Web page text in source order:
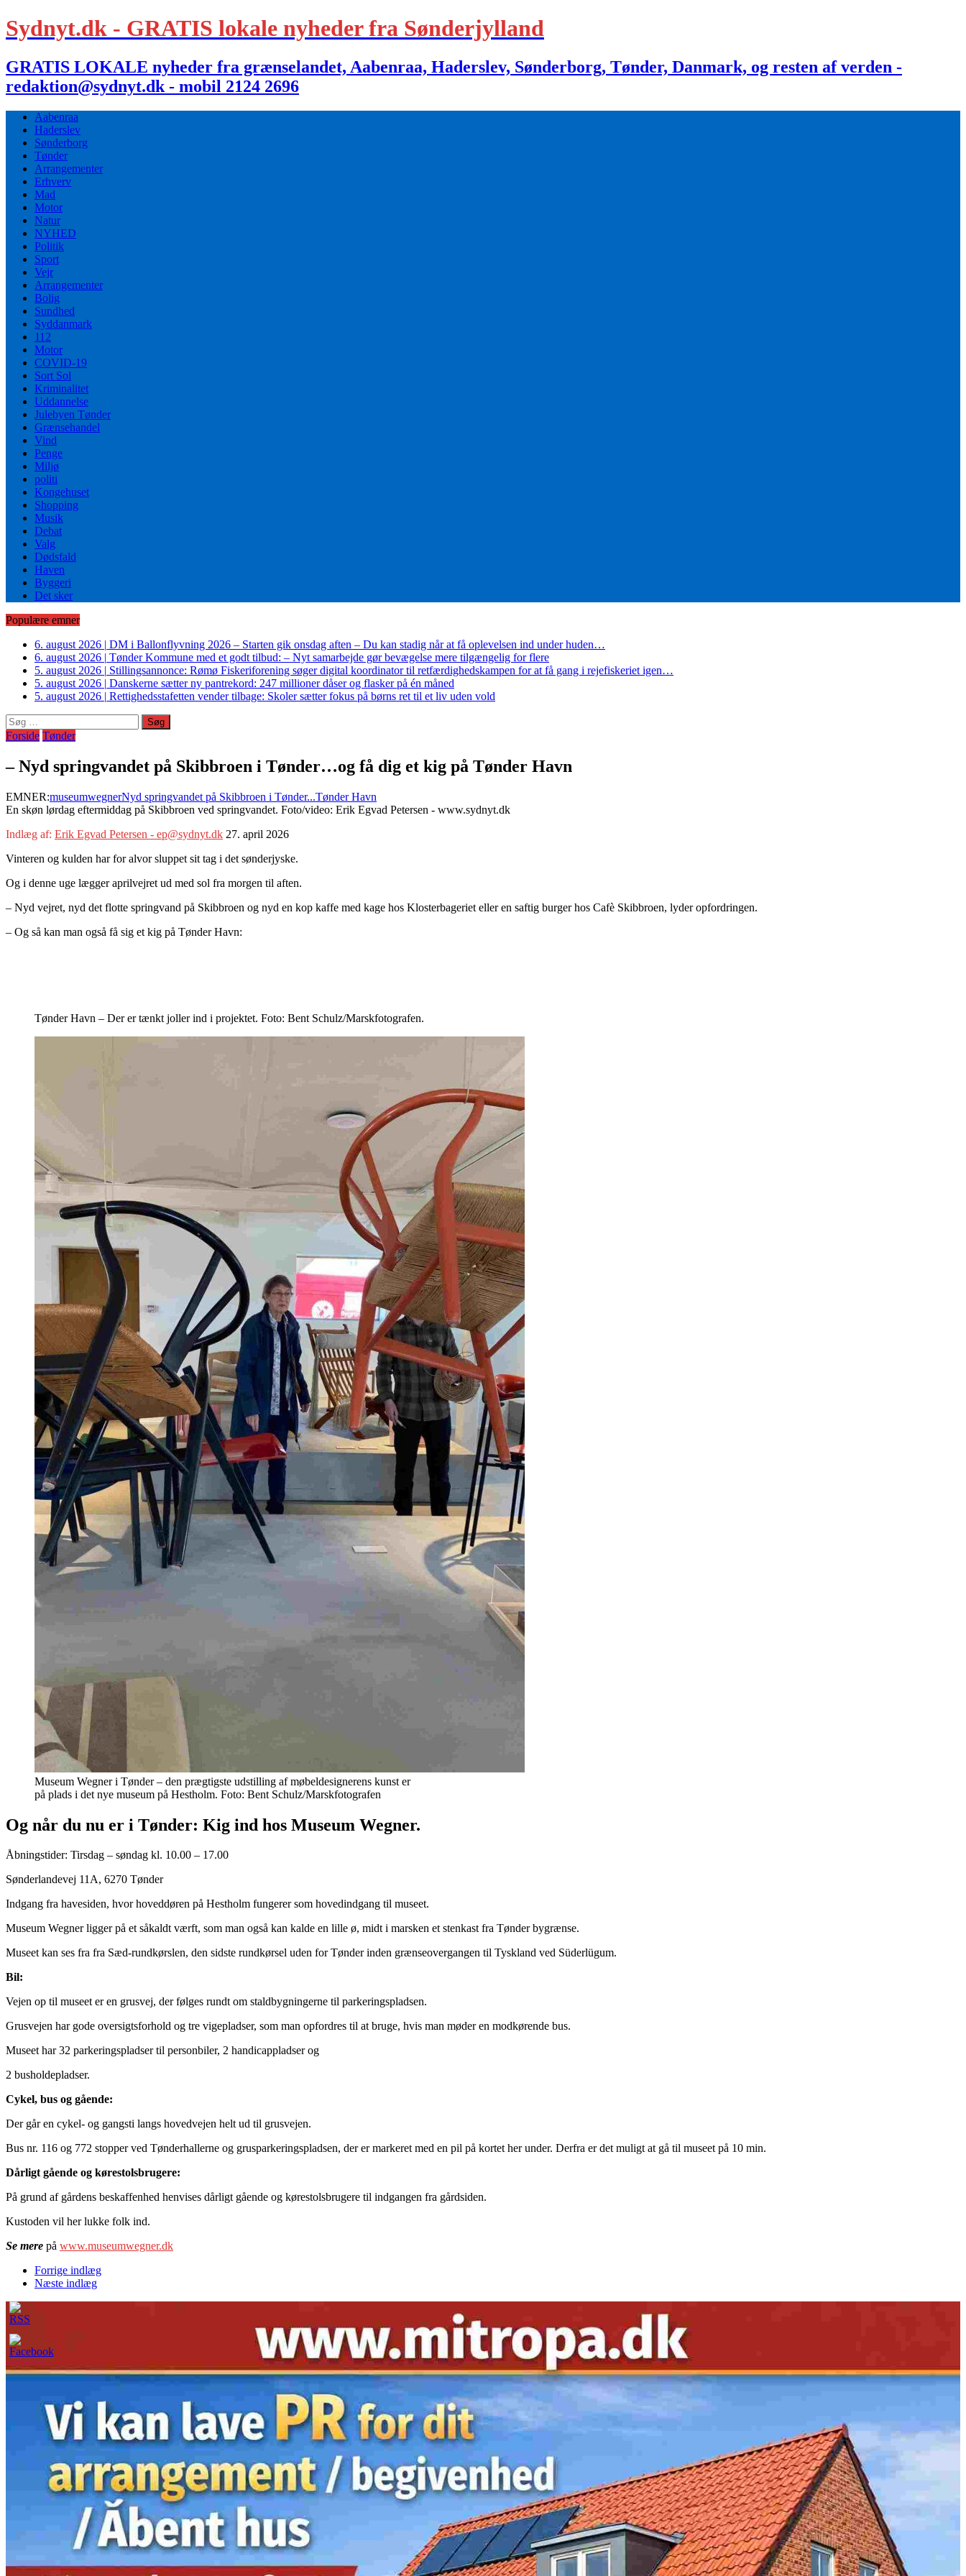
Sydnyt.dk - GRATIS lokale nyheder fra Sønderjylland
GRATIS LOKALE nyheder fra grænselandet, Aabenraa, Haderslev, Sønderborg, Tønder, Danmark, og resten af verden -
redaktion@sydnyt.dk - mobil 2124 2696
Aabenraa
Haderslev
Sønderborg
Tønder
Arrangementer
Erhverv
Mad
Motor
Natur
NYHED
Politik
Sport
Vejr
Arrangementer
Bolig
Sundhed
Syddanmark
112
Motor
COVID-19
Sort Sol
Kriminalitet
Uddannelse
Julebyen Tønder
Grænsehandel
Vind
Penge
Miljø
politi
Kongehuset
Shopping
Musik
Debat
Valg
Dødsfald
Haven
Byggeri
Det sker
Populære emner
6. august 2026 | DM i Ballonflyvning 2026 – Starten gik onsdag aften – Du kan stadig når at få oplevelsen ind under huden…
6. august 2026 | Tønder Kommune med et godt tilbud: – Nyt samarbejde gør bevægelse mere tilgængelig for flere
5. august 2026 | Stillingsannonce: Rømø Fiskeriforening søger digital koordinator til retfærdighedskampen for at få gang i rejefiskeriet igen…
5. august 2026 | Danskerne sætter ny pantrekord: 247 millioner dåser og flasker på én måned
5. august 2026 | Rettighedsstafetten vender tilbage: Skoler sætter fokus på børns ret til et liv uden vold
Søg
efter:
Forside Tønder
– Nyd springvandet på Skibbroen i Tønder…og få dig et kig på Tønder Havn
EMNER:museumwegnerNyd springvandet på Skibbroen i Tønder...Tønder Havn
En skøn lørdag eftermiddag på Skibbroen ved springvandet. Foto/video: Erik Egvad Petersen - www.sydnyt.dk
Indlæg af: Erik Egvad Petersen - ep@sydnyt.dk 27. april 2026
Vinteren og kulden har for alvor sluppet sit tag i det sønderjyske.
Og i denne uge lægger aprilvejret ud med sol fra morgen til aften.
– Nyd vejret, nyd det flotte springvand på Skibbroen og nyd en kop kaffe med kage hos Klosterbageriet eller en saftig burger hos Cafè Skibbroen, lyder opfordringen.
– Og så kan man også få sig et kig på Tønder Havn:
Tønder Havn – Der er tænkt joller ind i projektet. Foto: Bent Schulz/Marskfotografen.
Museum Wegner i Tønder – den prægtigste udstilling af møbeldesignerens kunst er
på plads i det nye museum på Hestholm. Foto: Bent Schulz/Marskfotografen
Og når du nu er i Tønder: Kig ind hos Museum Wegner.
Åbningstider: Tirsdag – søndag kl. 10.00 – 17.00
Sønderlandevej 11A, 6270 Tønder
Indgang fra havesiden, hvor hoveddøren på Hestholm fungerer som hovedindgang til museet.
Museum Wegner ligger på et såkaldt værft, som man også kan kalde en lille ø, midt i marsken et stenkast fra Tønder bygrænse.
Museet kan ses fra fra Sæd-rundkørslen, den sidste rundkørsel uden for Tønder inden grænseovergangen til Tyskland ved Süderlügum.
Bil:
Vejen op til museet er en grusvej, der følges rundt om staldbygningerne til parkeringspladsen.
Grusvejen har gode oversigtsforhold og tre vigepladser, som man opfordres til at bruge, hvis man møder en modkørende bus.
Museet har 32 parkeringspladser til personbiler, 2 handicappladser og
2 busholdepladser.
Cykel, bus og gående:
Der går en cykel- og gangsti langs hovedvejen helt ud til grusvejen.
Bus nr. 116 og 772 stopper ved Tønderhallerne og grusparkeringspladsen, der er markeret med en pil på kortet her under. Derfra er det muligt at gå til museet på 10 min.
Dårligt gående og kørestolsbrugere:
På grund af gårdens beskaffenhed henvises dårligt gående og kørestolsbrugere til indgangen fra gårdsiden.
Kustoden vil her lukke folk ind.
Se mere på www.museumwegner.dk
Forrige indlæg
Næste indlæg